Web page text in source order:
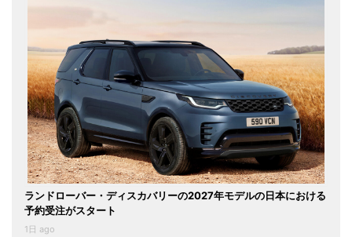
ランドローバー・ディスカバリーの2027年モデルの日本における
予約受注がスタート
1日 ago